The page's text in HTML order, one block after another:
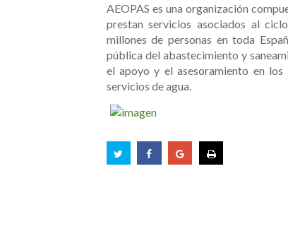
AEOPAS es una organización
prestan servicios asociados al
millones de personas en toda
pública del abastecimiento y
el apoyo y el asesoramiento en
servicios de agua.